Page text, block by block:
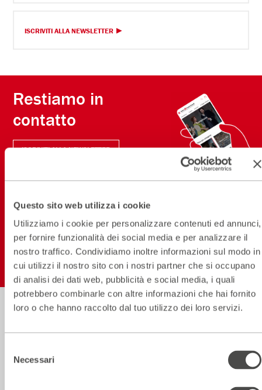
Questo sito web utilizza i cookie
Utilizziamo i cookie per personalizzare contenuti ed annunci,
per fornire funzionalità dei social media e per analizzare il
nostro traffico. Condividiamo inoltre informazioni sul modo in
cui utilizzi il nostro sito con i nostri partner che si occupano
di analisi dei dati web, pubblicità e social media, i quali
potrebbero combinarle con altre informazioni che hai fornito
loro o che hanno raccolto dal tuo utilizzo dei loro servizi.
delNecessari
ISCRIVITI ALLA NEWSLETTER
Restiamo in
contatto
ISCRIVITI ALLA NEWSLETTER
Seguici sui social
Informazioni
02.59995206